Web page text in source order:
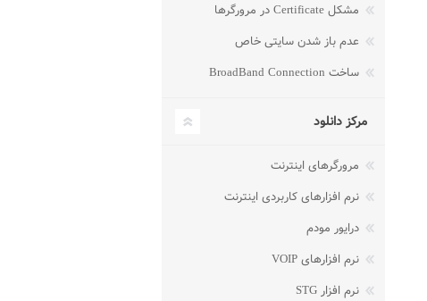
مشکل Certificate در مرورگرها
عدم باز شدن سایتی خاص
ساخت BroadBand Connection
مرکز دانلود
مرورگرهای اینترنت
نرم افزارهای کاربردی اینترنت
درایور مودم
نرم افزارهای VOIP
نرم افزار STG